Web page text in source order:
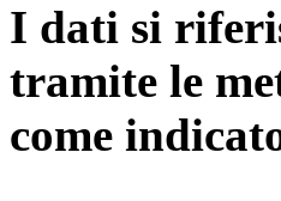
I dati si
tramite le
come